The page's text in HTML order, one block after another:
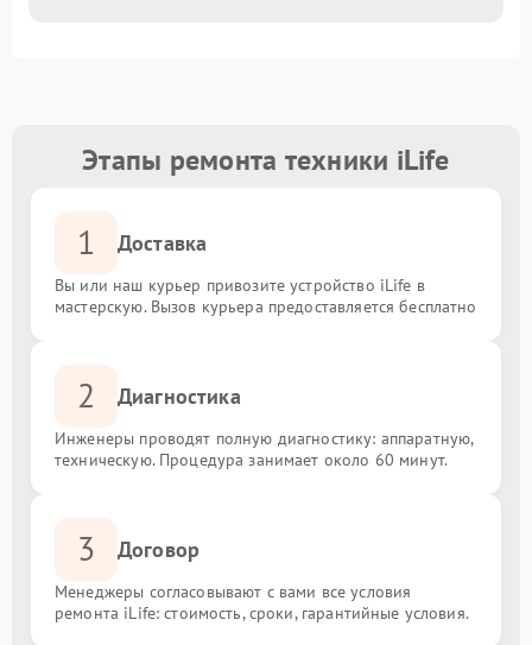
Этапы ремонта техники iLife
1 Доставка
Вы или наш курьер привозите устройство iLife в
мастерскую. Вызов курьера предоставляется бесплатно
2 Диагностика
Инженеры проводят полную диагностику: аппаратную,
техническую. Процедура занимает около 60 минут.
3 Договор
Менеджеры согласовывают с вами все условия
ремонта iLife: стоимость, сроки, гарантийные условия.